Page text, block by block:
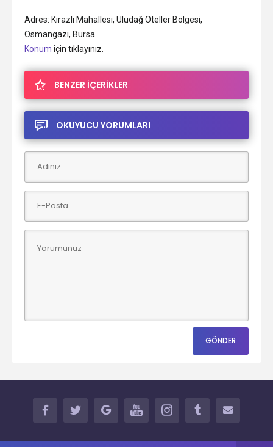
Adres: Kirazlı Mahallesi, Uludağ Oteller Bölgesi,
Osmangazi, Bursa
Konum için tıklayınız.
BENZER İÇERİKLER
OKUYUCU YORUMLARI